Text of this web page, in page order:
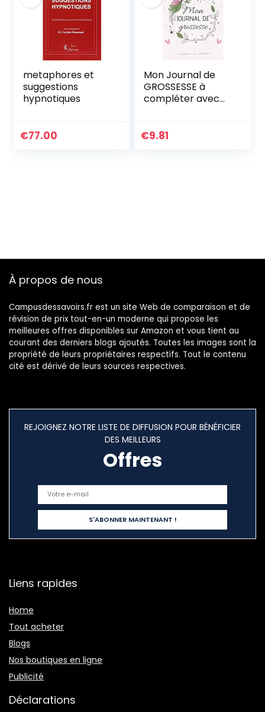
metaphores et
suggestions
hypnotiques
€77.00
Mon Journal de
GROSSESSE à
compléter avec
remplir pour
€9.81
À propos de nous
Campusdessavoirs.fr est un site Web de comparaison et de
révision de prix tout-en-un moderne qui propose les
meilleures offres disponibles sur Amazon et vous tient au
courant des derniers blogs ajoutés. Toutes les images sont la
propriété de leurs propriétaires respectifs. Tout le contenu
cité est dérivé de leurs sources respectives.
REJOIGNEZ NOTRE LISTE DE DIFFUSION POUR BÉNÉFICIER
DES MEILLEURS
Offres
Liens rapides
Home
Tout acheter
Blogs
Nos boutiques en ligne
Publicité
Déclarations